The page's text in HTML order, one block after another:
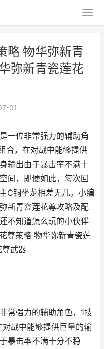
略 物华弥新青
弥新青瓷莲花
01
一位非常强力的辅助角
合，在对战中能够提供
输出由于暴击率不满十
间，即便如此，每次回
C铜坐龙相差无几。小编
新青瓷莲花尊攻略及配
不知道怎么玩的小伙伴
尊策略 物华弥新青瓷莲
尊武器
常强力的辅助角色，1技
战中能够提供巨量的输
暴击率不满十分不稳